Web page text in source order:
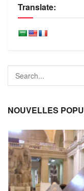
Translate:
NOUVELLES